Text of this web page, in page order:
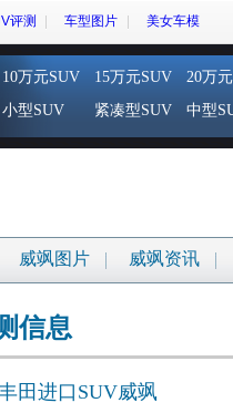
评测 车型图片 美女车模
10万元SUV 15万元SUV
20万
小型SUV
紧凑型SUV 中型
威飒图片 威飒资讯
信息
田进口SUV威飒